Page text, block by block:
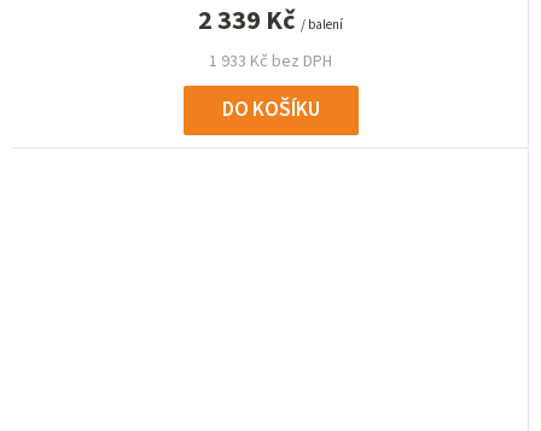
1 933 Kč bez DPH
2 339 Kč / balení
DO KOŠÍKU